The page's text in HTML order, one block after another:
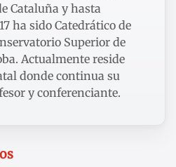
Cataluña y hasta
ha sido Catedrático de
Superior de
Actualmente reside
donde continua su
y conferenciante.